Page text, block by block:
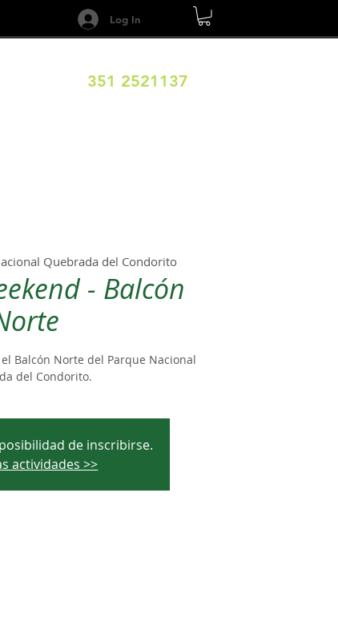
Log In
351 2521137
Quebrada del Condorito
- Balcón
Balcón Norte del Parque Nacional
del Condorito.
de inscribirse.
actividades >>